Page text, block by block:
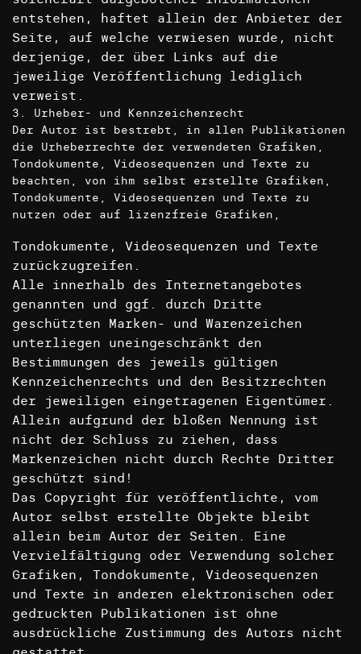
entstehen, haftet allein der Anbieter der
Seite, auf welche verwiesen wurde, nicht
derjenige, der über Links auf die
jeweilige Veröffentlichung lediglich
verweist.
3. Urheber- und Kennzeichenrecht
Der Autor ist bestrebt, in allen Publikationen
die Urheberrechte der verwendeten Grafiken,
Tondokumente, Videosequenzen und Texte zu
beachten, von ihm selbst erstellte Grafiken,
Tondokumente, Videosequenzen und Texte zu
nutzen oder auf lizenzfreie Grafiken,
Tondokumente, Videosequenzen und Texte
zurückzugreifen.
Alle innerhalb des Internetangebotes
genannten und ggf. durch Dritte
geschützten Marken- und Warenzeichen
unterliegen uneingeschränkt den
Bestimmungen des jeweils gültigen
Kennzeichenrechts und den Besitzrechten
der jeweiligen eingetragenen Eigentümer.
Allein aufgrund der bloßen Nennung ist
nicht der Schluss zu ziehen, dass
Markenzeichen nicht durch Rechte Dritter
geschützt sind!
Das Copyright für veröffentlichte, vom
Autor selbst erstellte Objekte bleibt
allein beim Autor der Seiten. Eine
Vervielfältigung oder Verwendung solcher
Grafiken, Tondokumente, Videosequenzen
und Texte in anderen elektronischen oder
gedruckten Publikationen ist ohne
ausdrückliche Zustimmung des Autors nicht